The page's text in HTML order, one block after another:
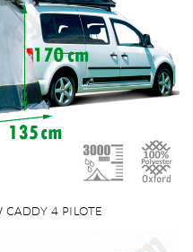
CADDY 4 PILOTE